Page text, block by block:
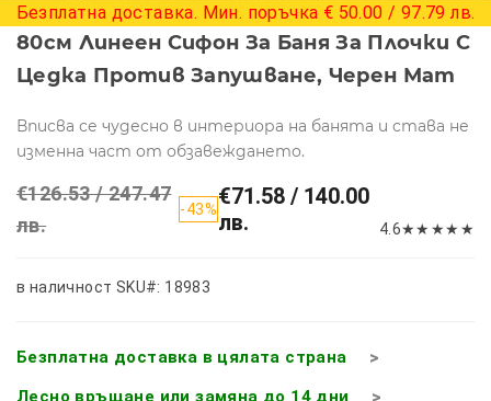
Безплатна доставка. Мин. поръчка € 50.00 / 97.79 лв.
80см Линеен Сифон За Баня За Плочки С
Цедка Против Запушване, Черен Мат
Вписва се чудесно в интериора на банята и става не
изменна част от обзавеждането.
€126.53 / 247.47
лв.
-43%€71.58 / 140.00
лв.
4.6★★ ★★ ★
в наличност SKU#: 18983
Безплатна доставка в цялата страна
Лесно връщане или замяна до 14 дни